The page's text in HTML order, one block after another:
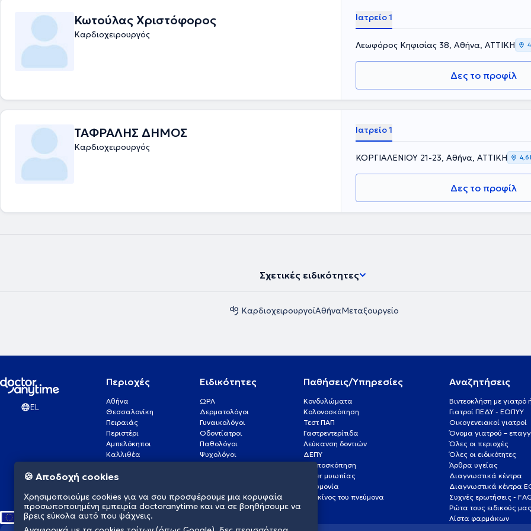
Κωτούλας Χριστόφορος
Καρδιοχειρουργός
Ιατρείο 1
Λεωφόρος Κηφισίας 38, Αθήνα, ΑΤΤΙΚΗ
Δες το προφίλ
ΤΑΦΡΑΛΗΣ ΔΗΜΟΣ
Καρδιοχειρουργός
Ιατρείο 1
ΚΟΡΓΙΑΛΕΝΙΟΥ 21-23, Αθήνα, ΑΤΤΙΚΗ 4,6
Δες το προφίλ
Σχετικές ειδικότητες
ΚαρδιοχειρουργοίΑθήναΜεταξουργείο
EL
Περιοχές
Αθήνα
Θεσσαλονίκη
Πειραιάς
Περιστέρι
Αμπελόκηποι
Καλλιθέα
Πάτρα
Γλυφάδα
Νέα Σμύρνη
Ειδικότητες
ΩΡΛ
Δερματολόγοι
Γυναικολόγοι
Οδοντίατροι
Παθολόγοι
Ψυχολόγοι
Οφθαλμίατροι
Καρδιολόγοι
Παθήσεις/Υπηρεσίες
Κονδυλώματα
Κολονοσκόπηση
Τεστ ΠΑΠ
Γαστρεντερίτιδα
Λεύκανση δοντιών
ΔΕΠΥ
Κολποσκόπηση
Laser μυωπίας
Πνευμονία
Καρκίνος του πνεύμονα
Αναζητήσεις
Βιντεοκλήση με
Γιατροί ΠΕΔΥ - ΕΟΠΥΥ
Οικογενειακοί γιατροί
Όνομα γιατρού –
Όλες οι περιοχές
Όλες οι ειδικότητες
Άρθρα υγείας
Διαγνωστικά κέντρα
Διαγνωστικά κέντρα
Συχνές ερωτήσεις -
Ρώτα τους ειδικούς μας
Λίστα φαρμάκων
🍪 Αποδοχή cookies
Χρησιμοποιούμε cookies για να σου προσφέρουμε μια κορυφαία
προσωποποιημένη εμπειρία doctoranytime και να σε βοηθήσουμε να
βρεις εύκολα αυτό που ψάχνεις.